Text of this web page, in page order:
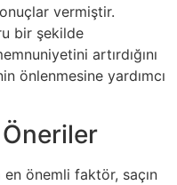
vermiştir.
bir şekilde
artırdığını
önlenmesine yardımcı
en önemli faktör, saçın